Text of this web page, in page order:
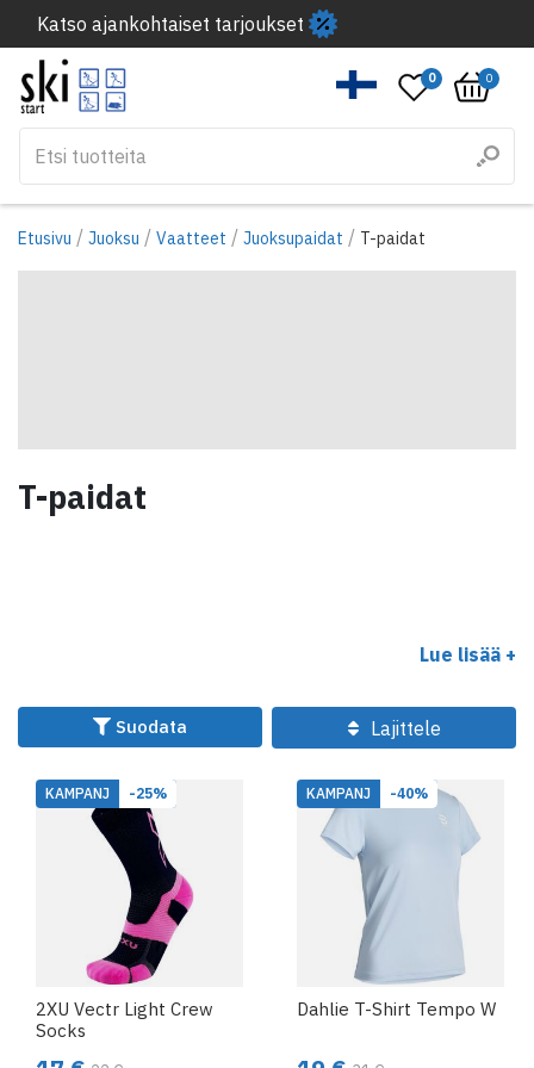
Katso ajankohtaiset tarjoukset
0 0
Etusivu / Juoksu / Vaatteet / Juoksupaidat / T-paidat
T-paidat
Lue lisää +
Suodata Lajittele
KAMPANJ -25%
2XU Vectr Light Crew
Socks
KAMPANJ -40%
Dahlie T-Shirt Tempo W